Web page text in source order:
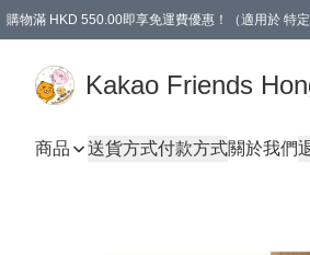
購物滿 HKD 550.00即享免運費優惠！（適用於 特
Kakao Friends
商品 送貨方式付款方式關於我們